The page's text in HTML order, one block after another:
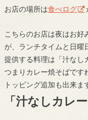
お店の場所は食べログ
こちらのお店は夜はお好
が、ランチタイムと日曜
提供する料理は「汁なし
つまりカレー焼そばです
トッピング追加も出来
「汁なしカレ